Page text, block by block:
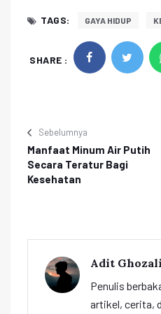
TAGS: GAYA HIDUP
SHARE :
Sebelumnya
Manfaat Minum Air Putih
Secara Teratur Bagi
Kesehatan
Adit
Penulis
artikel, cerita,